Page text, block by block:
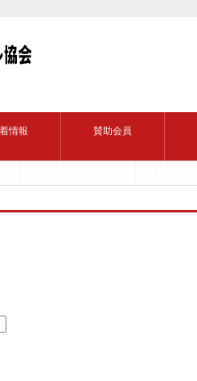
情報 賛助会員